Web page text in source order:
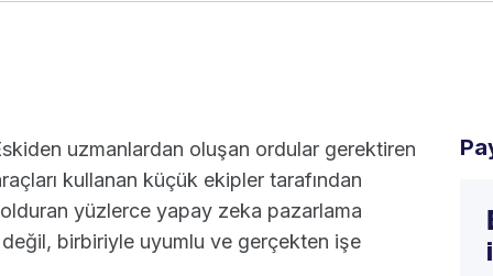
uzmanlardan oluşan ordular gerektiren
kullanan küçük ekipler tarafından
yüzlerce yapay zeka pazarlama
birbiriyle uyumlu ve gerçekten işe